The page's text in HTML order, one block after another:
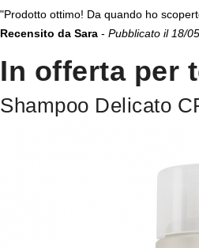
"Prodotto ottimo! Da quando ho
Recensito da Sara - Pubblicato il 18/
In offerta per
Shampoo Delicato